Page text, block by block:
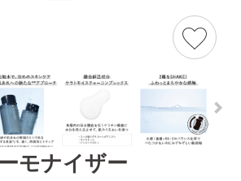
モナイザー